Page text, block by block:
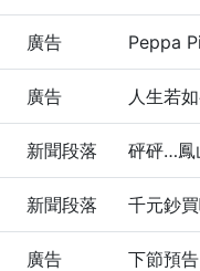
廣告 Peppa
廣告 人生若
新聞段落 砰砰…鳳
新聞段落 千元鈔
廣告 下節預告